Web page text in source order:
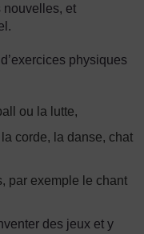
nouvelles, et
physiques
ou la lutte,
corde, la danse, chat
par exemple le chant
des jeux et y